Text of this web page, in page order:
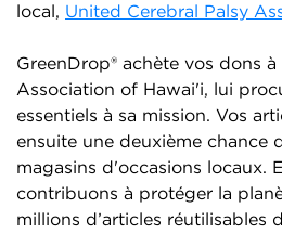
local, United Cerebral Palsy
GreenDrop® achète vos dons
Association of Hawai'i, lui
essentiels à sa mission. Vos
ensuite une deuxième chance
magasins d'occasions locaux.
contribuons à protéger la
millions d’articles réutilisables